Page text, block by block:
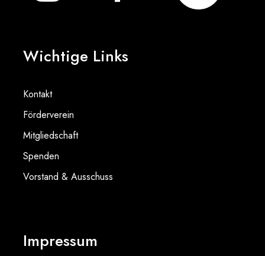
Wichtige Links
Kontakt
Förderverein
Mitgliedschaft
Spenden
Vorstand & Ausschuss
Impressum